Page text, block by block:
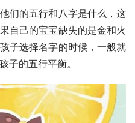
们的五行和八字是什么，这
自己的宝宝缺失的是金和火
子选择名字的时候，一般就
子的五行平衡。